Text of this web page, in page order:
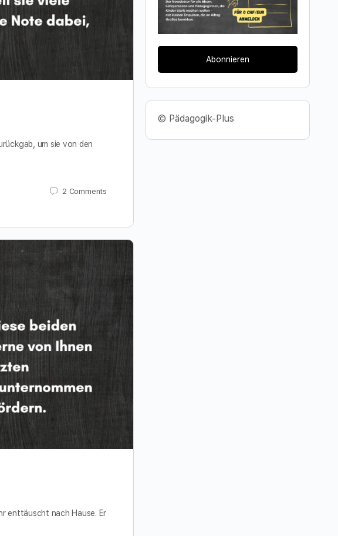
um sie von den
2 Comments
enttäuscht nach Hause. Er
Abonnieren
© Pädagogik-Plus